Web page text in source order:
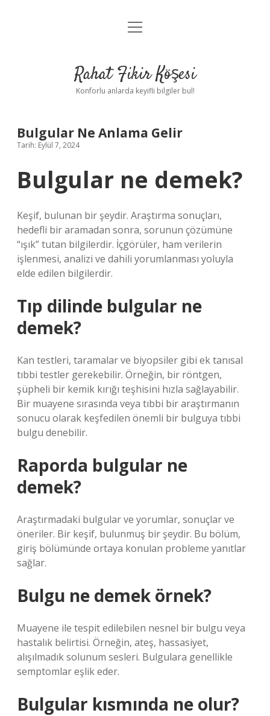
Anasayfa
Yasal Uyarı
menüyü
Rahat Fikir Köşesi
Konforlu anlarda keyifli bilgiler bul!
Bulgular Ne Anlama Gelir
Tarih: Eylül 7, 2024
Bulgular ne demek?
Keşif, bulunan bir şeydir. Araştırma sonuçları,
hedefli bir aramadan sonra, sorunun çözümüne
“ışık” tutan bilgilerdir. İçgörüler, ham verilerin
işlenmesi, analizi ve dahili yorumlanması yoluyla
elde edilen bilgilerdir.
Tıp dilinde bulgular ne
demek?
Kan testleri, taramalar ve biyopsiler gibi ek tanısal
tıbbi testler gerekebilir. Örneğin, bir röntgen,
şüpheli bir kemik kırığı teşhisini hızla sağlayabilir.
Bir muayene sırasında veya tıbbi bir araştırmanın
sonucu olarak keşfedilen önemli bir bulguya tıbbi
bulgu denebilir.
Raporda bulgular ne
demek?
Araştırmadaki bulgular ve yorumlar, sonuçlar ve
öneriler. Bir keşif, bulunmuş bir şeydir. Bu bölüm,
giriş bölümünde ortaya konulan probleme yanıtlar
sağlar.
Bulgu ne demek örnek?
Muayene ile tespit edilebilen nesnel bir bulgu veya
hastalık belirtisi. Örneğin, ateş, hassasiyet,
alışılmadık solunum sesleri. Bulgulara genellikle
semptomlar eşlik eder.
Bulgular kısmında ne olur?